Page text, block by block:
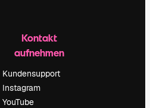
Kontakt
aufnehmen
Kundensupport
Instagram
YouTube